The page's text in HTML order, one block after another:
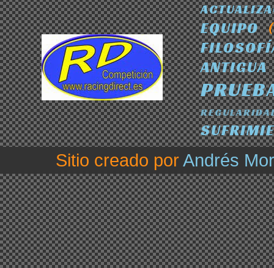
EQUIPO
ANTIGUA
Sitio creado porAndrés